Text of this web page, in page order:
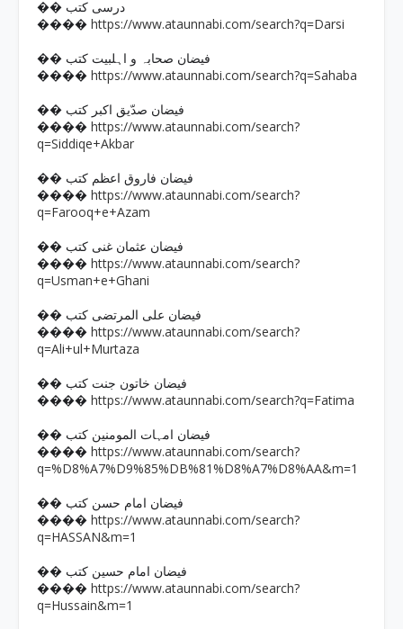
�� درسی کتب
���� https://www.ataunnabi.com/search?q=Darsi
�� فیضان صحابہ و اہلبیت کتب
���� https://www.ataunnabi.com/search?q=Sahaba
�� فیضان صدّیق اکبر کتب
���� https://www.ataunnabi.com/search?
q=Siddiqe+Akbar
�� فیضان فاروق اعظم کتب
���� https://www.ataunnabi.com/search?
q=Farooq+e+Azam
�� فیضان عثمان غنی کتب
���� https://www.ataunnabi.com/search?
q=Usman+e+Ghani
�� فیضان علی المرتضی کتب
���� https://www.ataunnabi.com/search?
q=Ali+ul+Murtaza
�� فیضان خاتون جنت کتب
���� https://www.ataunnabi.com/search?q=Fatima
�� فیضان امہات المومنین کتب
���� https://www.ataunnabi.com/search?
q=%D8%A7%D9%85%DB%81%D8%A7%D8%AA&m=1
�� فیضان امام حسن کتب
���� https://www.ataunnabi.com/search?
q=HASSAN&m=1
�� فیضان امام حسین کتب
���� https://www.ataunnabi.com/search?
q=Hussain&m=1